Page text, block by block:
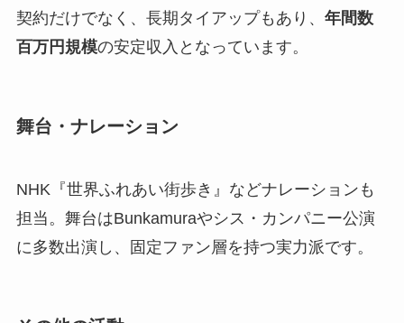
契約だけでなく、長期タイアップもあり、 年間数
百万円規模の安定収入となっています。
舞台・ナレーション
NHK『世界ふれあい街歩き』などナレーションも
担当。舞台はBunkamuraやシス・カンパニー公演
に多数出演し、固定ファン層を持つ実力派です。